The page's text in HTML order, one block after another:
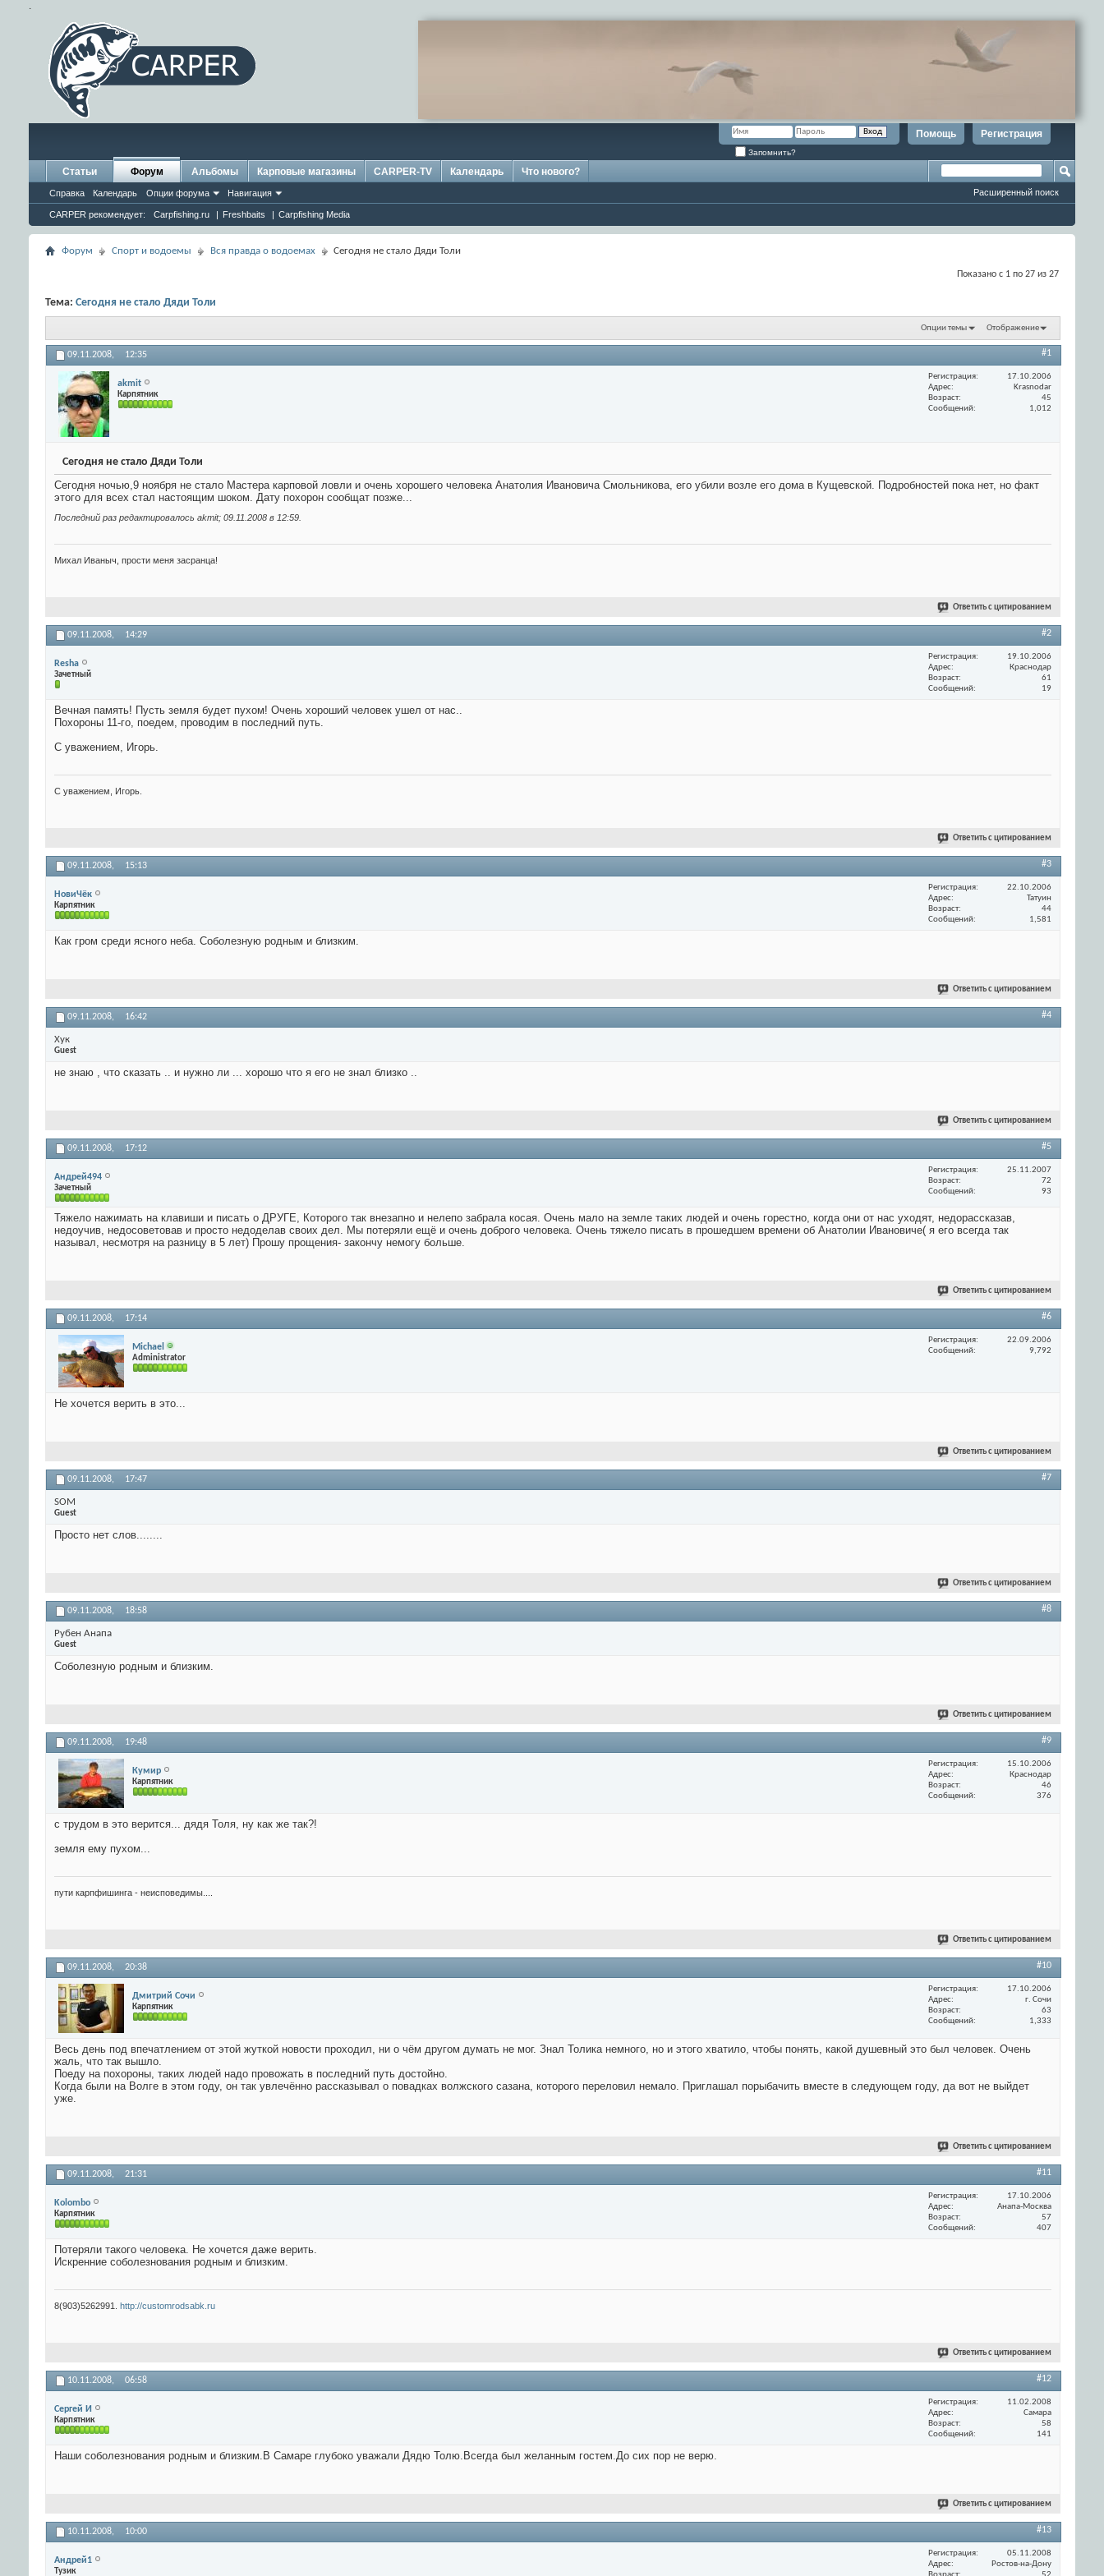
.
Регистрация
Помощь
Запомнить?
Статьи Форум
Справка Календарь Опции форума Навигация
CARPER рекомендует: Carpfishing.ru | Freshbaits | Carpfishing Media
Альбомы Карповые магазины CARPER-TV Календарь Что нового?
Расширенный поиск
Форум Спорт и водоемы Вся правда о водоемах Сегодня не стало Дяди Толи
Показано с 1 по 27 из 27
Тема: Сегодня не стало Дяди Толи
Опции темы Отображение
09.11.2008, 12:35 #1
akmit
Карпятник
Регистрация
17.10.2006
Адрес
Krasnodar
Возраст
45
Сообщений
1,012
Сегодня не стало Дяди Толи
Сегодня ночью,9 ноября не стало Мастера карповой ловли и очень хорошего человека Анатолия Ивановича Смольникова, его убили возле его дома в Кущевской. Подробностей пока нет, но факт
этого для всех стал настоящим шоком. Дату похорон сообщат позже...
Последний раз редактировалось akmit; 09.11.2008 в 12:59
Михал Иваныч, прости меня засранца!
Ответить с цитированием
09.11.2008, 14:29 #2
Resha
Зачетный
Регистрация
19.10.2006
Адрес
Краснодар
Возраст
61
Сообщений
19
Вечная память! Пусть земля будет пухом! Очень хороший человек ушел от нас..
Похороны 11-го, поедем, проводим в последний путь.
С уважением, Игорь.
С уважением, Игорь.
Ответить с цитированием
09.11.2008, 15:13 #3
НовиЧёк
Карпятник
Регистрация
22.10.2006
Адрес
Татуин
Возраст
44
Сообщений
1,581
Как гром среди ясного неба. Соболезную родным и близким.
Ответить с цитированием
09.11.2008, 16:42 #4
Хук
Guest
не знаю , что сказать .. и нужно ли ... хорошо что я его не знал близко ..
Ответить с цитированием
09.11.2008, 17:12 #5
Андрей494
Зачетный
Регистрация
25.11.2007
Возраст
72
Сообщений
93
Тяжело нажимать на клавиши и писать о ДРУГЕ, Которого так внезапно и нелепо забрала косая. Очень мало на земле таких людей и очень горестно, когда они от нас уходят, недорассказав,
недоучив, недосоветовав и просто недоделав своих дел. Мы потеряли ещё и очень доброго человека. Очень тяжело писать в прошедшем времени об Анатолии Ивановиче( я его всегда так
называл, несмотря на разницу в 5 лет) Прошу прощения- закончу немогу больше.
Ответить с цитированием
09.11.2008, 17:14 #6
Michael
Administrator
Регистрация
22.09.2006
Сообщений
9,792
Не хочется верить в это...
Ответить с цитированием
09.11.2008, 17:47 #7
SOM
Guest
Просто нет слов........
Ответить с цитированием
09.11.2008, 18:58 #8
Рубен Анапа
Guest
Соболезную родным и близким.
Ответить с цитированием
09.11.2008, 19:48 #9
Кумир
Карпятник
Регистрация
15.10.2006
Адрес
Краснодар
Возраст
46
Сообщений
376
с трудом в это верится... дядя Толя, ну как же так?!
земля ему пухом...
пути карпфишинга - неисповедимы....
Ответить с цитированием
09.11.2008, 20:38 #10
Дмитрий Сочи
Карпятник
Регистрация
17.10.2006
Адрес
г. Сочи
Возраст
63
Сообщений
1,333
Весь день под впечатлением от этой жуткой новости проходил, ни о чём другом думать не мог. Знал Толика немного, но и этого хватило, чтобы понять, какой душевный это был человек. Очень
жаль, что так вышло.
Поеду на похороны, таких людей надо провожать в последний путь достойно.
Когда были на Волге в этом году, он так увлечённо рассказывал о повадках волжского сазана, которого переловил немало. Приглашал порыбачить вместе в следующем году, да вот не выйдет
уже.
Ответить с цитированием
09.11.2008, 21:31 #11
Kolombo
Карпятник
Регистрация
17.10.2006
Адрес
Анапа-Москва
Возраст
57
Сообщений
407
Потеряли такого человека. Не хочется даже верить.
Искренние соболезнования родным и близким.
8(903)5262991. http://customrodsabk.ru
Ответить с цитированием
10.11.2008, 06:58 #12
Сергей И
Карпятник
Регистрация
11.02.2008
Адрес
Самара
Возраст
58
Сообщений
141
Наши соболезнования родным и близким.В Самаре глубоко уважали Дядю Толю.Всегда был желанным гостем.До сих пор не верю.
Ответить с цитированием
10.11.2008, 10:00 #13
Андрей1
Тузик
Регистрация
05.11.2008
Адрес
Ростов-на-Дону